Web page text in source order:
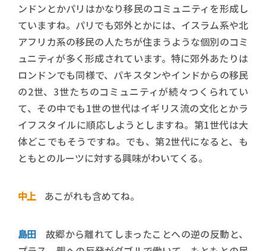
ンドンとかパリはかなり移民のコミュニティを形成し
ていますね。パリでも郊外とかには、イスラム系や北
アフリカ系の移民の人たちが住まうような個別のコミ
ュニティが多く形成されています。特に郊外あたりは
ロンドンでも同様で、パキスタンやインドからの移民
の2世、3世たちのコミュニティが続々つくられてい
て、その中でも1世の世代はイギリス流の文化とかラ
イフスタイルに順応しようとしますね。第1世代は大
体どこでもそうですね。でも、第2世代になると、も
ともとのルーツに対する興味がわいてくる。
中上あこがれも含めてね。
島田
故郷から離れてしまったことへの逆の反動と、